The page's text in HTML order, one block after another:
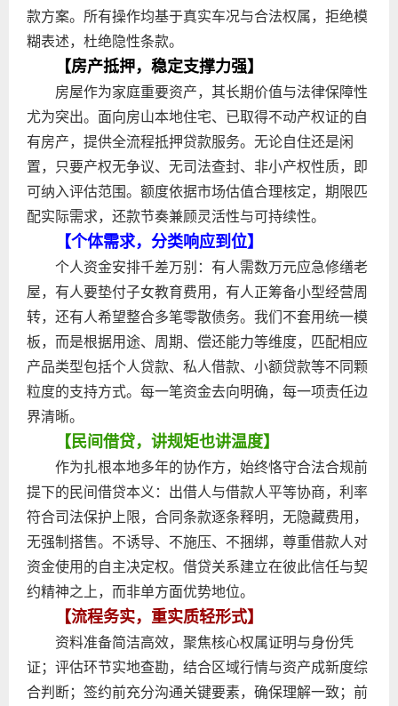
款方案。所有操作均基于真实车况与合法权属，拒绝模
糊表述，杜绝隐性条款。
【房产抵押，稳定支撑力强】
房屋作为家庭重要资产，其长期价值与法律保障性
尤为突出。面向房山本地住宅、已取得不动产权证的自
有房产，提供全流程抵押贷款服务。无论自住还是闲
置，只要产权无争议、无司法查封、非小产权性质，即
可纳入评估范围。额度依据市场估值合理核定，期限匹
配实际需求，还款节奏兼顾灵活性与可持续性。
【个体需求，分类响应到位】
个人资金安排千差万别：有人需数万元应急修缮老
屋，有人要垫付子女教育费用，有人正筹备小型经营周
转，还有人希望整合多笔零散债务。我们不套用统一模
板，而是根据用途、周期、偿还能力等维度，匹配相应
产品类型包括个人贷款、私人借款、小额贷款等不同颗
粒度的支持方式。每一笔资金去向明确，每一项责任边
界清晰。
【民间借贷，讲规矩也讲温度】
作为扎根本地多年的协作方，始终恪守合法合规前
提下的民间借贷本义：出借人与借款人平等协商，利率
符合司法保护上限，合同条款逐条释明，无隐藏费用，
无强制搭售。不诱导、不施压、不捆绑，尊重借款人对
资金使用的自主决定权。借贷关系建立在彼此信任与契
约精神之上，而非单方面优势地位。
【流程务实，重实质轻形式】
资料准备简洁高效，聚焦核心权属证明与身份凭
证；评估环节实地查勘，结合区域行情与资产成新度综
合判断；签约前充分沟通关键要素，确保理解一致；前